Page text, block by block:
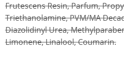
Frutescens Resin, Parfum,
Triethanolamine, PVM/MA
Diazolidinyl Urea,
Limonene, Linalool, Coumarin.